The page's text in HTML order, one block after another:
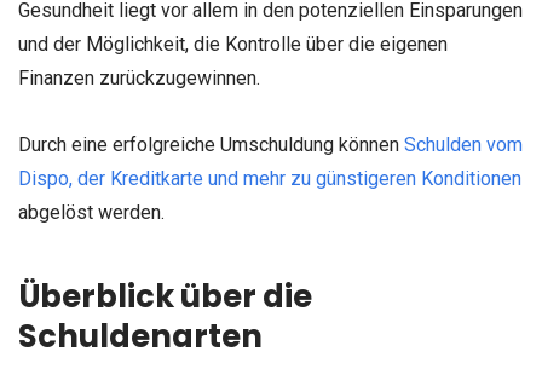
Gesundheit liegt vor allem in den potenziellen Einsparungen
und der Möglichkeit, die Kontrolle über die eigenen
Finanzen zurückzugewinnen.
Durch eine erfolgreiche Umschuldung können Schulden vom
Dispo, der Kreditkarte und mehr zu günstigeren Konditionen
abgelöst werden.
Überblick über die
Schuldenarten